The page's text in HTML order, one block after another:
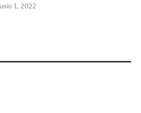
1, 2022